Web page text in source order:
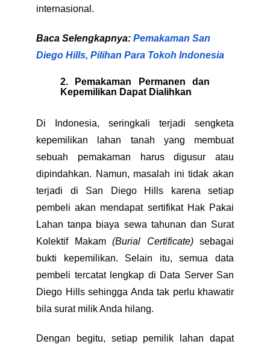
internasional.
Baca Selengkapnya: Pemakaman San
Diego Hills, Pilihan Para Tokoh Indonesia
2. Pemakaman Permanen dan
Kepemilikan Dapat Dialihkan
Di Indonesia, seringkali terjadi sengketa
kepemilikan lahan tanah yang membuat
sebuah pemakaman harus digusur atau
dipindahkan. Namun, masalah ini tidak akan
terjadi di San Diego Hills karena setiap
pembeli akan mendapat sertifikat Hak Pakai
Lahan tanpa biaya sewa tahunan dan Surat
Kolektif Makam (Burial Certificate) sebagai
bukti kepemilikan. Selain itu, semua data
pembeli tercatat lengkap di Data Server San
Diego Hills sehingga Anda tak perlu khawatir
bila surat milik Anda hilang.
Dengan begitu, setiap pemilik lahan dapat